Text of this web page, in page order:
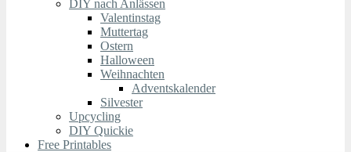
DIY nach Anlässen
Valentinstag
Muttertag
Ostern
Halloween
Weihnachten
Adventskalender
Silvester
Upcycling
DIY Quickie
Free Printables